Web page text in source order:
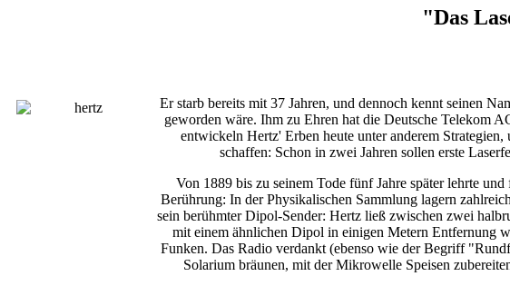
"Das
Er starb bereits mit 37 Jahren, und dennoch kennt seinen
geworden wäre. Ihm zu Ehren hat die Deutsche Telekom
entwickeln Hertz' Erben heute unter anderem
schaffen: Schon in zwei Jahren sollen erste
Von 1889 bis zu seinem Tode fünf Jahre später lehrte
Berührung: In der Physikalischen Sammlung lagern
sein berühmter Dipol-Sender: Hertz ließ zwischen zwei
mit einem ähnlichen Dipol in einigen Metern Entfernung
Funken. Das Radio verdankt (ebenso wie der Begriff
Solarium bräunen, mit der Mikrowelle Speisen